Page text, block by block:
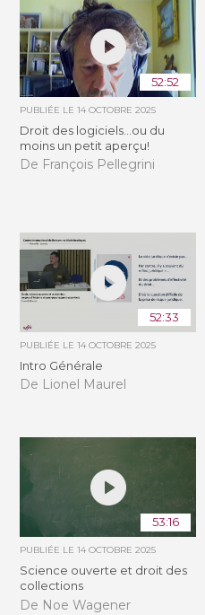
52:52
PUBLIÉE LE14 OCTOBRE 2025
Droit des logiciels...ou du
moins un petit aperçu!
De François Pellegrini
52:33
PUBLIÉE LE14 OCTOBRE 2025
Intro Générale
De Lionel Maurel
53:16
PUBLIÉE LE14 OCTOBRE 2025
Science ouverte et droit des
collections
De Noe Wagener